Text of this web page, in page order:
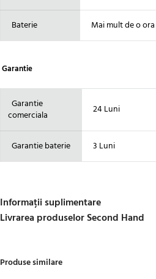
Baterie Mai mult de o ora
Garantie
Garantie
comerciala
24 Luni
Garantie baterie 3 Luni
Informații suplimentare
Livrarea produselor Second Hand
Produse similare